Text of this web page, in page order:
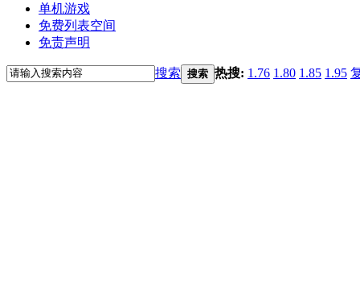
单机游戏
免费列表空间
免责声明
搜索 搜索 热搜: 1.76 1.80 1.85 1.95